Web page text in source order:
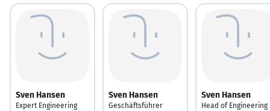
Sven Hansen
Expert Engineering
Sven Hansen
Geschäftsführer
Sven Hansen
Head of Engineering